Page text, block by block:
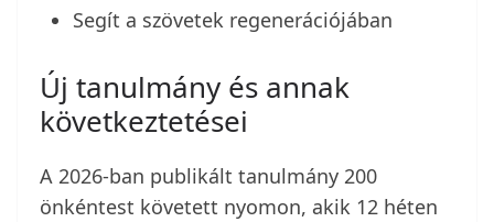
Segít a szövetek regenerációjában
Új tanulmány és annak
következtetései
A 2026-ban publikált tanulmány 200
önkéntest követett nyomon, akik 12 héten